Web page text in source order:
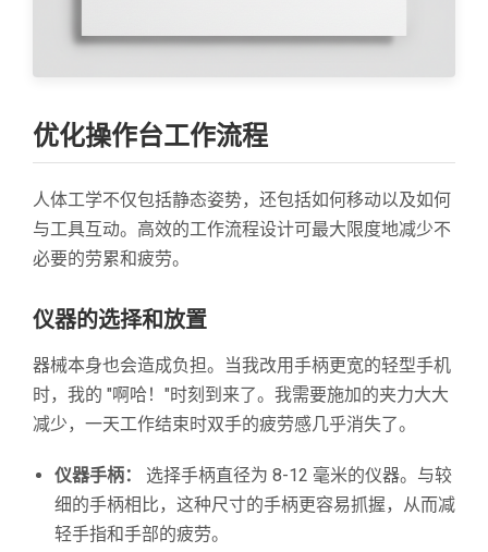
优化操作台工作流程
人体工学不仅包括静态姿势，还包括如何移动以及如何
与工具互动。高效的工作流程设计可最大限度地减少不
必要的劳累和疲劳。
仪器的选择和放置
器械本身也会造成负担。当我改用手柄更宽的轻型手机
时，我的 "啊哈！"时刻到来了。我需要施加的夹力大大
减少，一天工作结束时双手的疲劳感几乎消失了。
仪器手柄：
选择手柄直径为 8-12 毫米的仪器。与较
细的手柄相比，这种尺寸的手柄更容易抓握，从而减
轻手指和手部的疲劳。